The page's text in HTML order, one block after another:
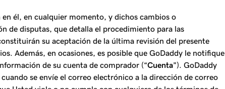
él, en cualquier momento, y dichos cambios o
de disputas, que detalla el procedimiento para las
su aceptación de la última revisión del presente
Además, en ocasiones, es posible que GoDaddy le notifique
de su cuenta de comprador (“Cuenta”). GoDaddy
se envíe el correo electrónico a la dirección de correo